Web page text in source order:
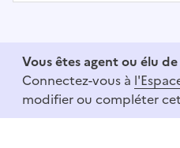
f
Vous êtes agent ou élu
Connectez-vous à
modifier ou compléter